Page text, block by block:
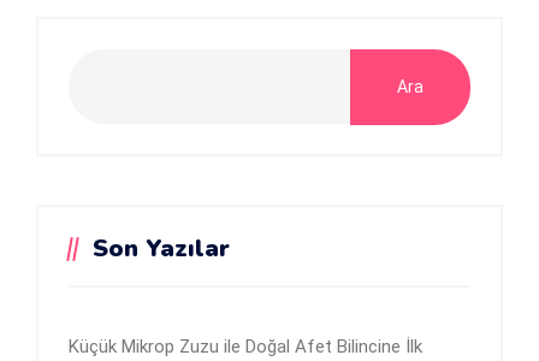
Ara
Son Yazılar
Küçük Mikrop Zuzu ile Doğal Afet Bilincine İlk